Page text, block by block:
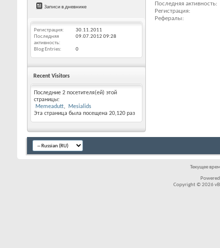
Записи в дневнике
Регистрация
30.11.2011
Последняя
активность
09.07.2012 09:28
Blog Entries 0
Recent Visitors
Последние 2 посетителя(ей) этой
страницы:
Memeadutt
Mesialids
Эта страница была посещена 20,120 раз
Последняя активность
Регистрация
Рефералы
Текущее
Copyright © 2026